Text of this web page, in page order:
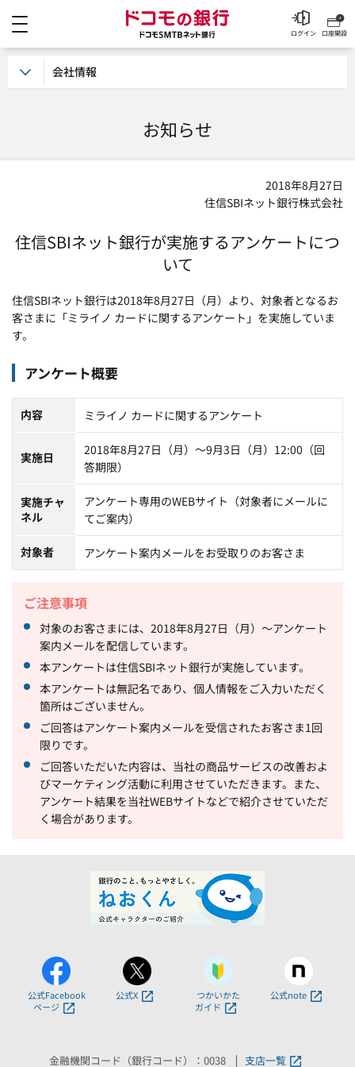
ドコモの銀行 ドコモ
口座開設
ログイン
お知らせ
2018年8月27日
住信SBIネット銀行株式会社
住信SBIネット銀行が実施するアンケートにつ
いて
住信SBIネット銀行は2018年8月27日（月）より、対象者となるお
客さまに「ミライノ カードに関するアンケート」を実施していま
す。
アンケート概要
内容 ミライノ カードに関するアンケート
実施日
2018年8月27日（月）～9月3日（月）12:00（回
答期限）
実施チャ
ネル
アンケート専用のWEBサイト（対象者にメールに
てご案内）
対象者 アンケート案内メールをお受取りのお客さま
ご注意事項
対象のお客さまには、2018年8月27日（月）～アンケート
案内メールを配信しています。
本アンケートは住信SBIネット銀行が実施しています。
本アンケートは無記名であり、個人情報をご入力いただく
箇所はございません。
ご回答はアンケート案内メールを受信されたお客さま1回
限りです。
ご回答いただいた内容は、当社の商品サービスの改善およ
びマーケティング活動に利用させていただきます。また、
アンケート結果を当社WEBサイトなどで紹介させていただ
く場合があります。
会社情報
公式Facebook
ページ
公式X
つかいかた
ガイド
公式note
金融機関コード（銀行コード）：0038 支店一覧